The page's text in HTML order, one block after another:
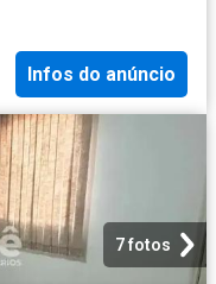
Infos do anúncio
7 fotos